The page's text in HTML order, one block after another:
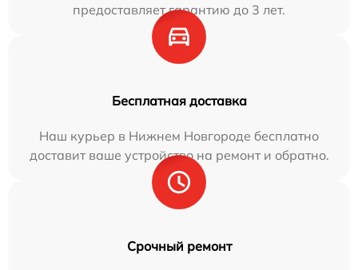
предоставляет гарантию до 3 лет.
Бесплатная доставка
Наш курьер в Нижнем Новгороде бесплатно
доставит ваше устройство на ремонт и обратно.
Срочный ремонт